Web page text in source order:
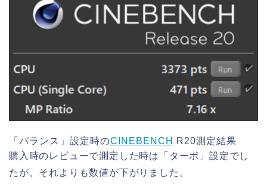
「バランス」設定時のCINEBENCH
R20測定結果
購入時のレビューで測定した時は「ターボ」設定でし
たが、それよりも数値が下がりました。